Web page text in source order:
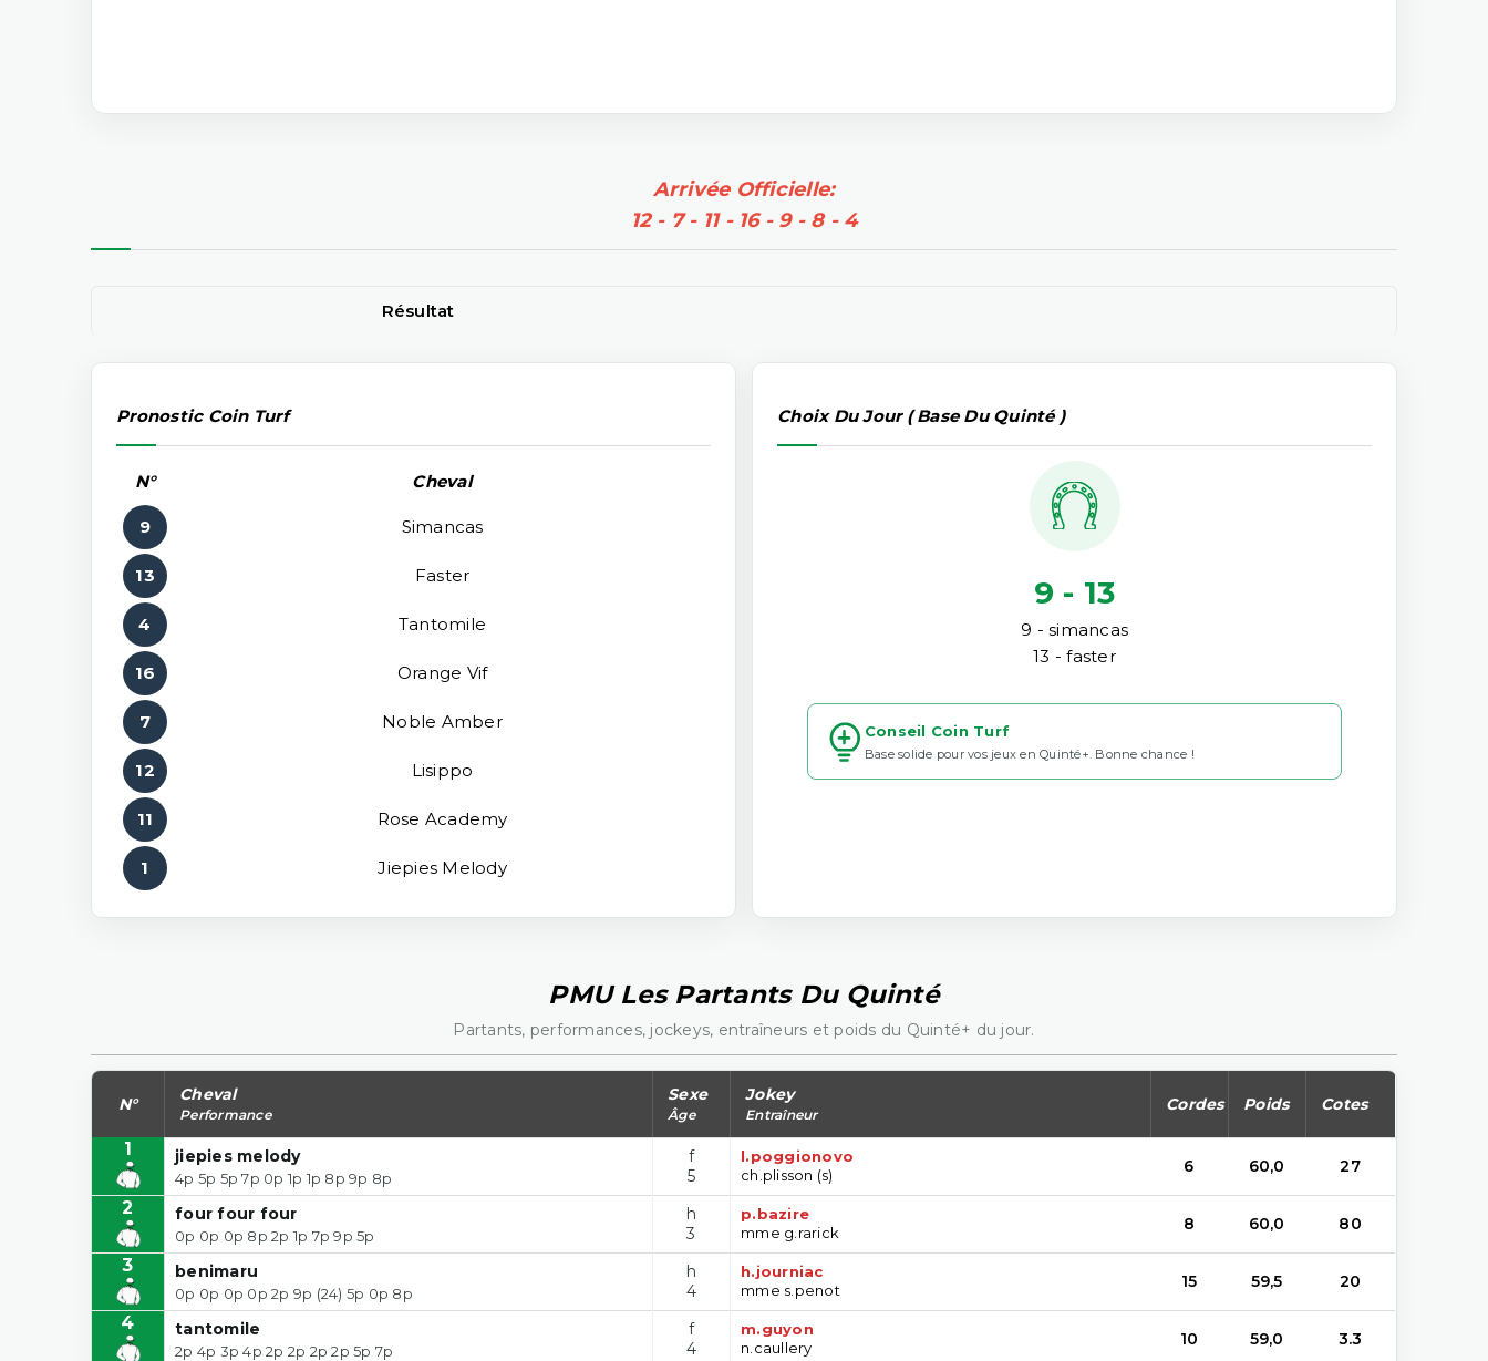
Arrivée Officielle:
12 - 7 - 11 - 16 - 9 - 8 - 4
Résultat
Pronostic Coin Turf
N° Cheval
9 Simancas
13 Faster
4 Tantomile
16 Orange Vif
7 Noble Amber
12 Lisippo
11 Rose Academy
1 Jiepies Melody
Choix Du Jour ( Base Du Quinté )
9 - 13
9 - simancas
13 - faster
Conseil Coin Turf
Base solide pour vos jeux en Quinté+. Bonne chance !
PMU Les Partants Du Quinté
Partants, performances, jockeys, entraîneurs et poids du Quinté+ du jour.
N° Cheval
Performance
Sexe
Âge
Jokey
Entraîneur
Cordes Poids Cotes
1 jiepies melody
4p 5p 5p 7p 0p 1p 1p 8p 9p 8p
f
5
l.poggionovo
ch.plisson (s)
6 60,0 27
2 four four four
0p 0p 0p 8p 2p 1p 7p 9p 5p
h
3
p.bazire
mme g.rarick
8 60,0 80
3 benimaru
0p 0p 0p 0p 2p 9p (24) 5p 0p 8p
h
4
h.journiac
mme s.penot
15 59,5 20
4 tantomile
2p 4p 3p 4p 2p 2p 2p 2p 5p 7p
f
4
m.guyon
n.caullery
10 59,0 3.3